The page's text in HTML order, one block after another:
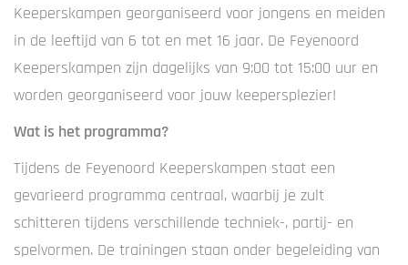
Keeperskampen georganiseerd voor jongens en meiden
in de leeftijd van 6 tot en met 16 jaar. De Feyenoord
Keeperskampen zijn dagelijks van 9:00 tot 15:00 uur en
worden georganiseerd voor jouw keepersplezier!
Wat is het programma?
Tijdens de Feyenoord Keeperskampen staat een
gevarieerd programma centraal, waarbij je zult
schitteren tijdens verschillende techniek-, partij- en
spelvormen. De trainingen staan onder begeleiding van